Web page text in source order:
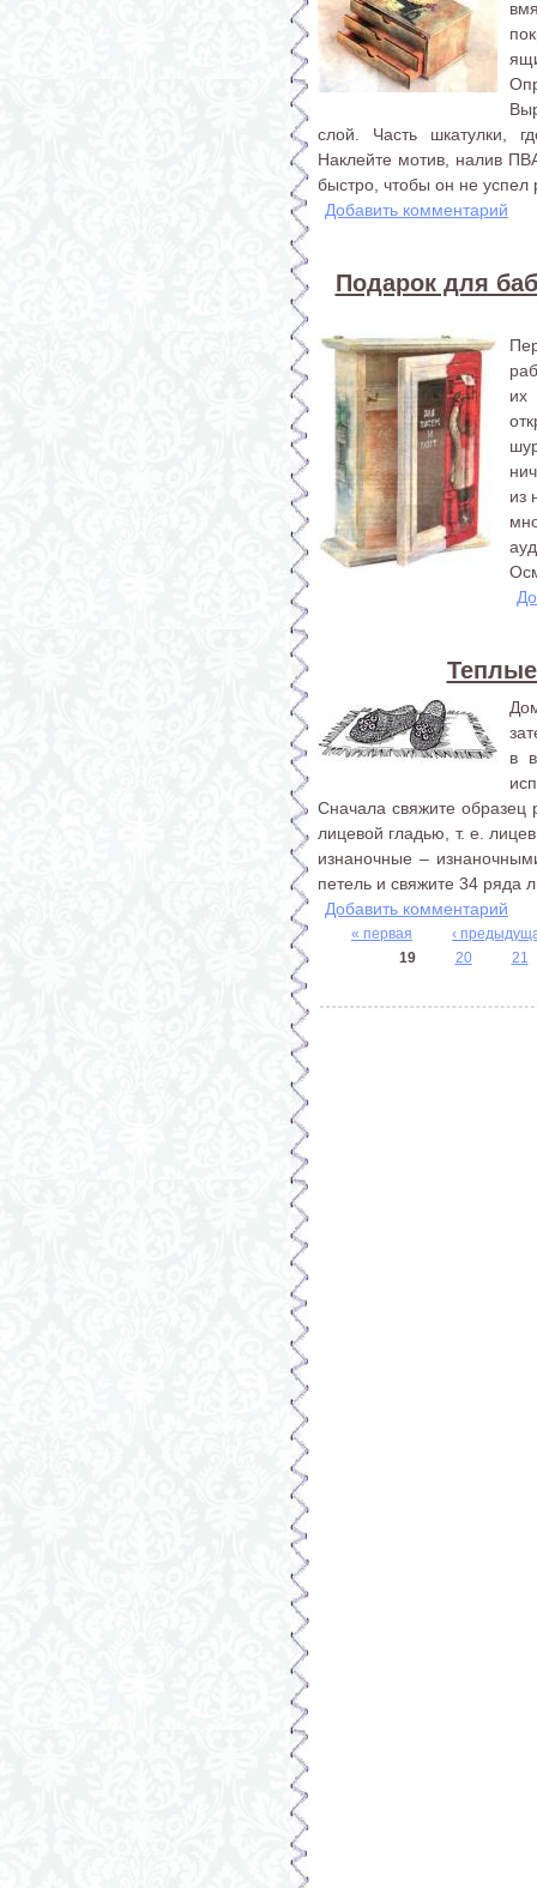
слой. Часть шкатулки,
Наклейте мотив, налив
быстро, чтобы он не успел
Добавить комментарий
Подарок для
их
из
в
Сначала свяжите
лицевой гладью, т. е.
изнаночные –
петель и свяжите 34 ряда
Добавить комментарий
« первая
‹
19
20 21